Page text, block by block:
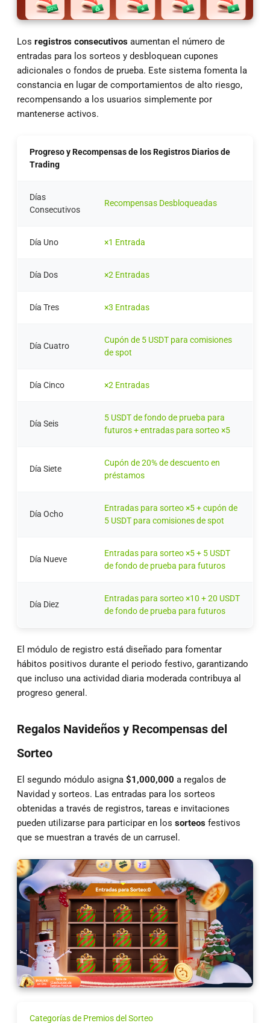
Los registros consecutivos aumentan el número de
entradas para los sorteos y desbloquean cupones
adicionales o fondos de prueba. Este sistema fomenta la
constancia en lugar de comportamientos de alto riesgo,
recompensando a los usuarios simplemente por
mantenerse activos.
Progreso y Recompensas de los Registros Diarios de
Trading
Días
Consecutivos
Recompensas Desbloqueadas
Día Uno ×1 Entrada
Día Dos ×2 Entradas
Día Tres ×3 Entradas
Día Cuatro
Cupón de 5 USDT para comisiones
de spot
Día Cinco ×2 Entradas
Día Seis
5 USDT de fondo de prueba para
futuros + entradas para sorteo ×5
Día Siete
Cupón de 20% de descuento en
préstamos
Día Ocho
Entradas para sorteo ×5 + cupón de
5 USDT para comisiones de spot
Día Nueve
Entradas para sorteo ×5 + 5 USDT
de fondo de prueba para futuros
Día Diez
Entradas para sorteo ×10 + 20 USDT
de fondo de prueba para futuros
El módulo de registro está diseñado para fomentar
hábitos positivos durante el periodo festivo, garantizando
que incluso una actividad diaria moderada contribuya al
progreso general.
Regalos Navideños y Recompensas del
Sorteo
El segundo módulo asigna $1,000,000 a regalos de
Navidad y sorteos. Las entradas para los sorteos
obtenidas a través de registros, tareas e invitaciones
pueden utilizarse para participar en los sorteos festivos
que se muestran a través de un carrusel.
Categorías de Premios del Sorteo